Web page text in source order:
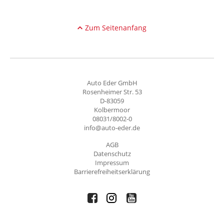
Zum Seitenanfang
Auto Eder GmbH
Rosenheimer Str. 53
D-83059
Kolbermoor
08031/8002-0
info@auto-eder.de
AGB
Datenschutz
Impressum
Barrierefreiheitserklärung